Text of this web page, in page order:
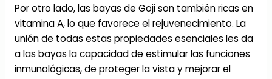
Por otro lado, las bayas de Goji son también ricas en
vitamina A, lo que favorece el rejuvenecimiento. La
unión de todas estas propiedades esenciales les da
a las bayas la capacidad de estimular las funciones
inmunológicas, de proteger la vista y mejorar el